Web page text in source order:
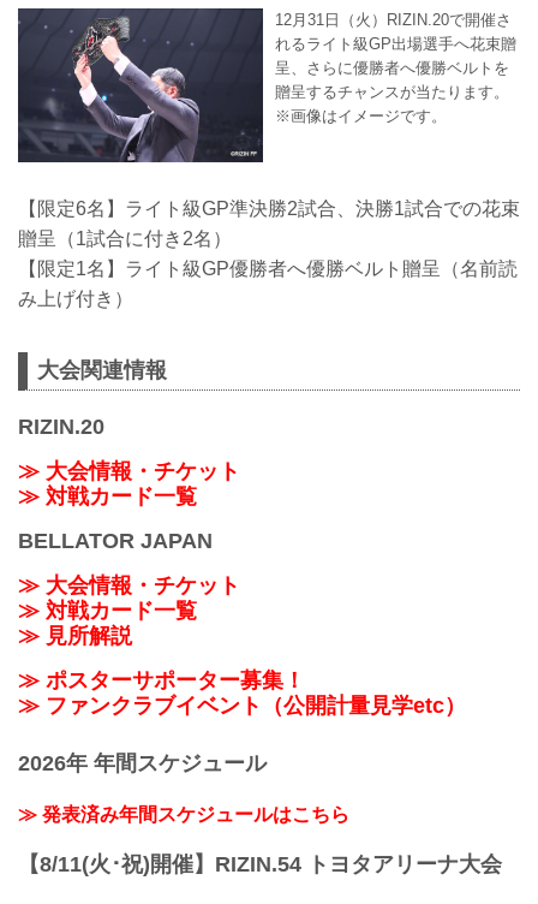
12月31日（火）RIZIN.20で開催さ
れるライト級GP出場選手へ花束贈
呈、さらに優勝者へ優勝ベルトを
贈呈するチャンスが当たります。
※画像はイメージです。
【限定6名】ライト級GP準決勝2試合、決勝1試合での花束
贈呈（1試合に付き2名）
【限定1名】ライト級GP優勝者へ優勝ベルト贈呈（名前読
み上げ付き）
大会関連情報
RIZIN.20
≫ 大会情報・チケット
≫ 対戦カード一覧
BELLATOR JAPAN
≫ 大会情報・チケット
≫ 対戦カード一覧
≫ 見所解説
≫ ポスターサポーター募集！
≫ ファンクラブイベント（公開計量見学etc）
2026年 年間スケジュール
≫ 発表済み年間スケジュールはこちら
【8/11(火･祝)開催】RIZIN.54 トヨタアリーナ大会